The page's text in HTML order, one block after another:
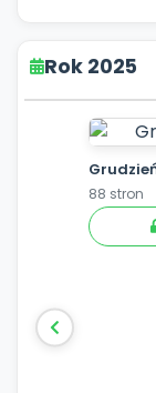
Rok 2025
88 stron